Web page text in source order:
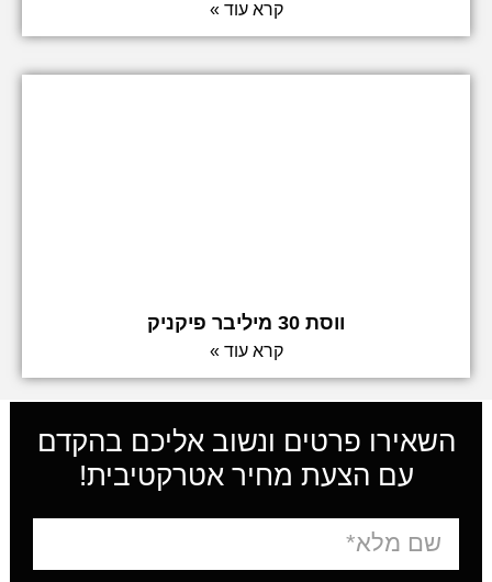
קרא עוד »
ווסת 30 מיליבר פיקניק
קרא עוד »
השאירו פרטים ונשוב אליכם בהקדם
עם הצעת מחיר אטרקטיבית!